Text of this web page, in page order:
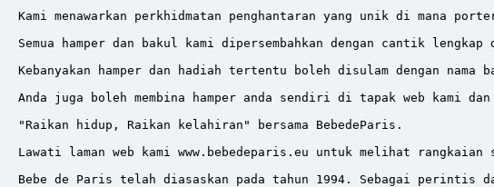
Kami menawarkan perkhidmatan penghantaran yang unik di mana
Semua hamper dan bakul kami dipersembahkan dengan cantik
Kebanyakan hamper dan hadiah tertentu boleh disulam dengan nama
Anda juga boleh membina hamper anda sendiri di tapak web kami
"Raikan hidup, Raikan kelahiran" bersama BebedeParis.
Lawati laman web kami www.bebedeparis.eu untuk melihat
Bebe de Paris telah diasaskan pada tahun 1994. Sebagai